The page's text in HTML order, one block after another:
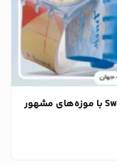
بررسی ساعت هنری سواچ و همکاری‌های Swatch با موزه‌های مشهور